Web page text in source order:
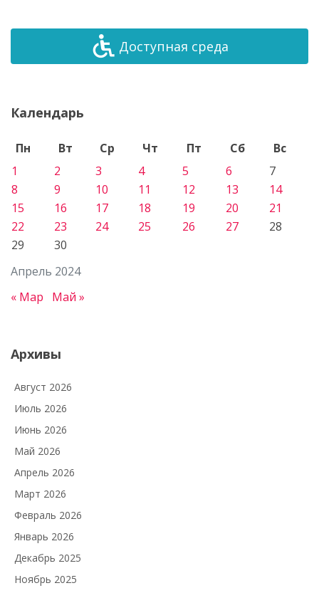
Доступная среда
Календарь
Апрель 2024
Пн Вт Ср Чт Пт Сб
Вс
1
2 3 4 5 6
7
8
9 10 11 12 13
14
15
16 17 18 19 20
21
22
23 24 25 26 27
28
29
30
« Мар Май »
Архивы
Август 2026
Июль 2026
Июнь 2026
Май 2026
Апрель 2026
Март 2026
Февраль 2026
Январь 2026
Декабрь 2025
Ноябрь 2025